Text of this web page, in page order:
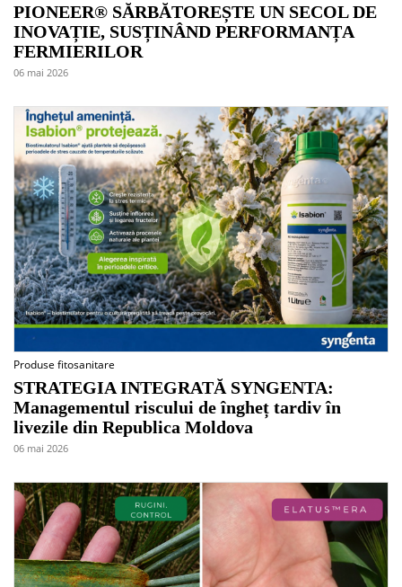
PIONEER® SĂRBĂTOREȘTE UN SECOL DE
INOVAȚIE, SUSȚINÂND PERFORMANȚA
FERMIERILOR
06 mai 2026
Produse fitosanitare
STRATEGIA INTEGRATĂ SYNGENTA:
Managementul riscului de îngheț tardiv în
livezile din Republica Moldova
06 mai 2026